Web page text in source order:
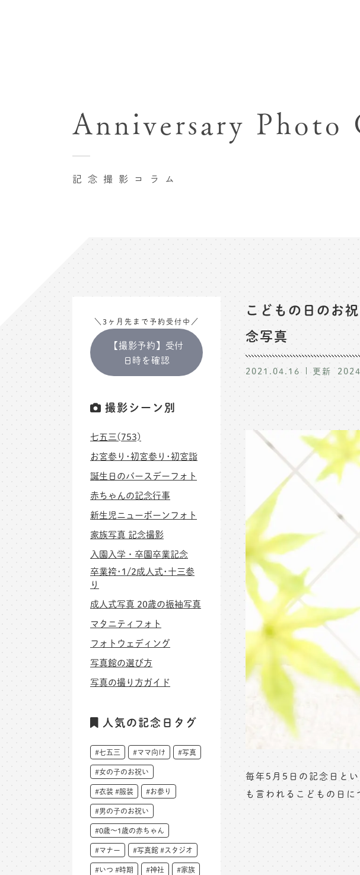
卒業袴･卒業写真撮影
入園入学･卒園卒業記念
自由が丘店
八王子店
横浜港北店 et Fleur
記念撮影コラム
Anniversary Photo
こどもの日のお
念写真
2021.04.16 更新
毎年5月5日の記念日と
も言われるこどもの日
＼3ヶ月先まで予約受付中／
【撮影予約】受付
日時を確認
撮影シーン別
七五三(753)
お宮参り･初宮参り･初宮詣
誕生日のバースデーフォト
赤ちゃんの記念行事
新生児ニューボーンフォト
家族写真 記念撮影
入園入学・卒園卒業記念
卒業袴･1/2成人式･十三参
り
成人式写真 20歳の振袖写真
マタニティフォト
フォトウェディング
写真館の選び方
写真の撮り方ガイド
人気の記念日タグ
#七五三 #ママ向け #写真
#女の子のお祝い
#衣装 #服装 #お参り
#男の子のお祝い
#0歳～1歳の赤ちゃん
#マナー #写真館 #スタジオ
#いつ #時期 #神社 #家族